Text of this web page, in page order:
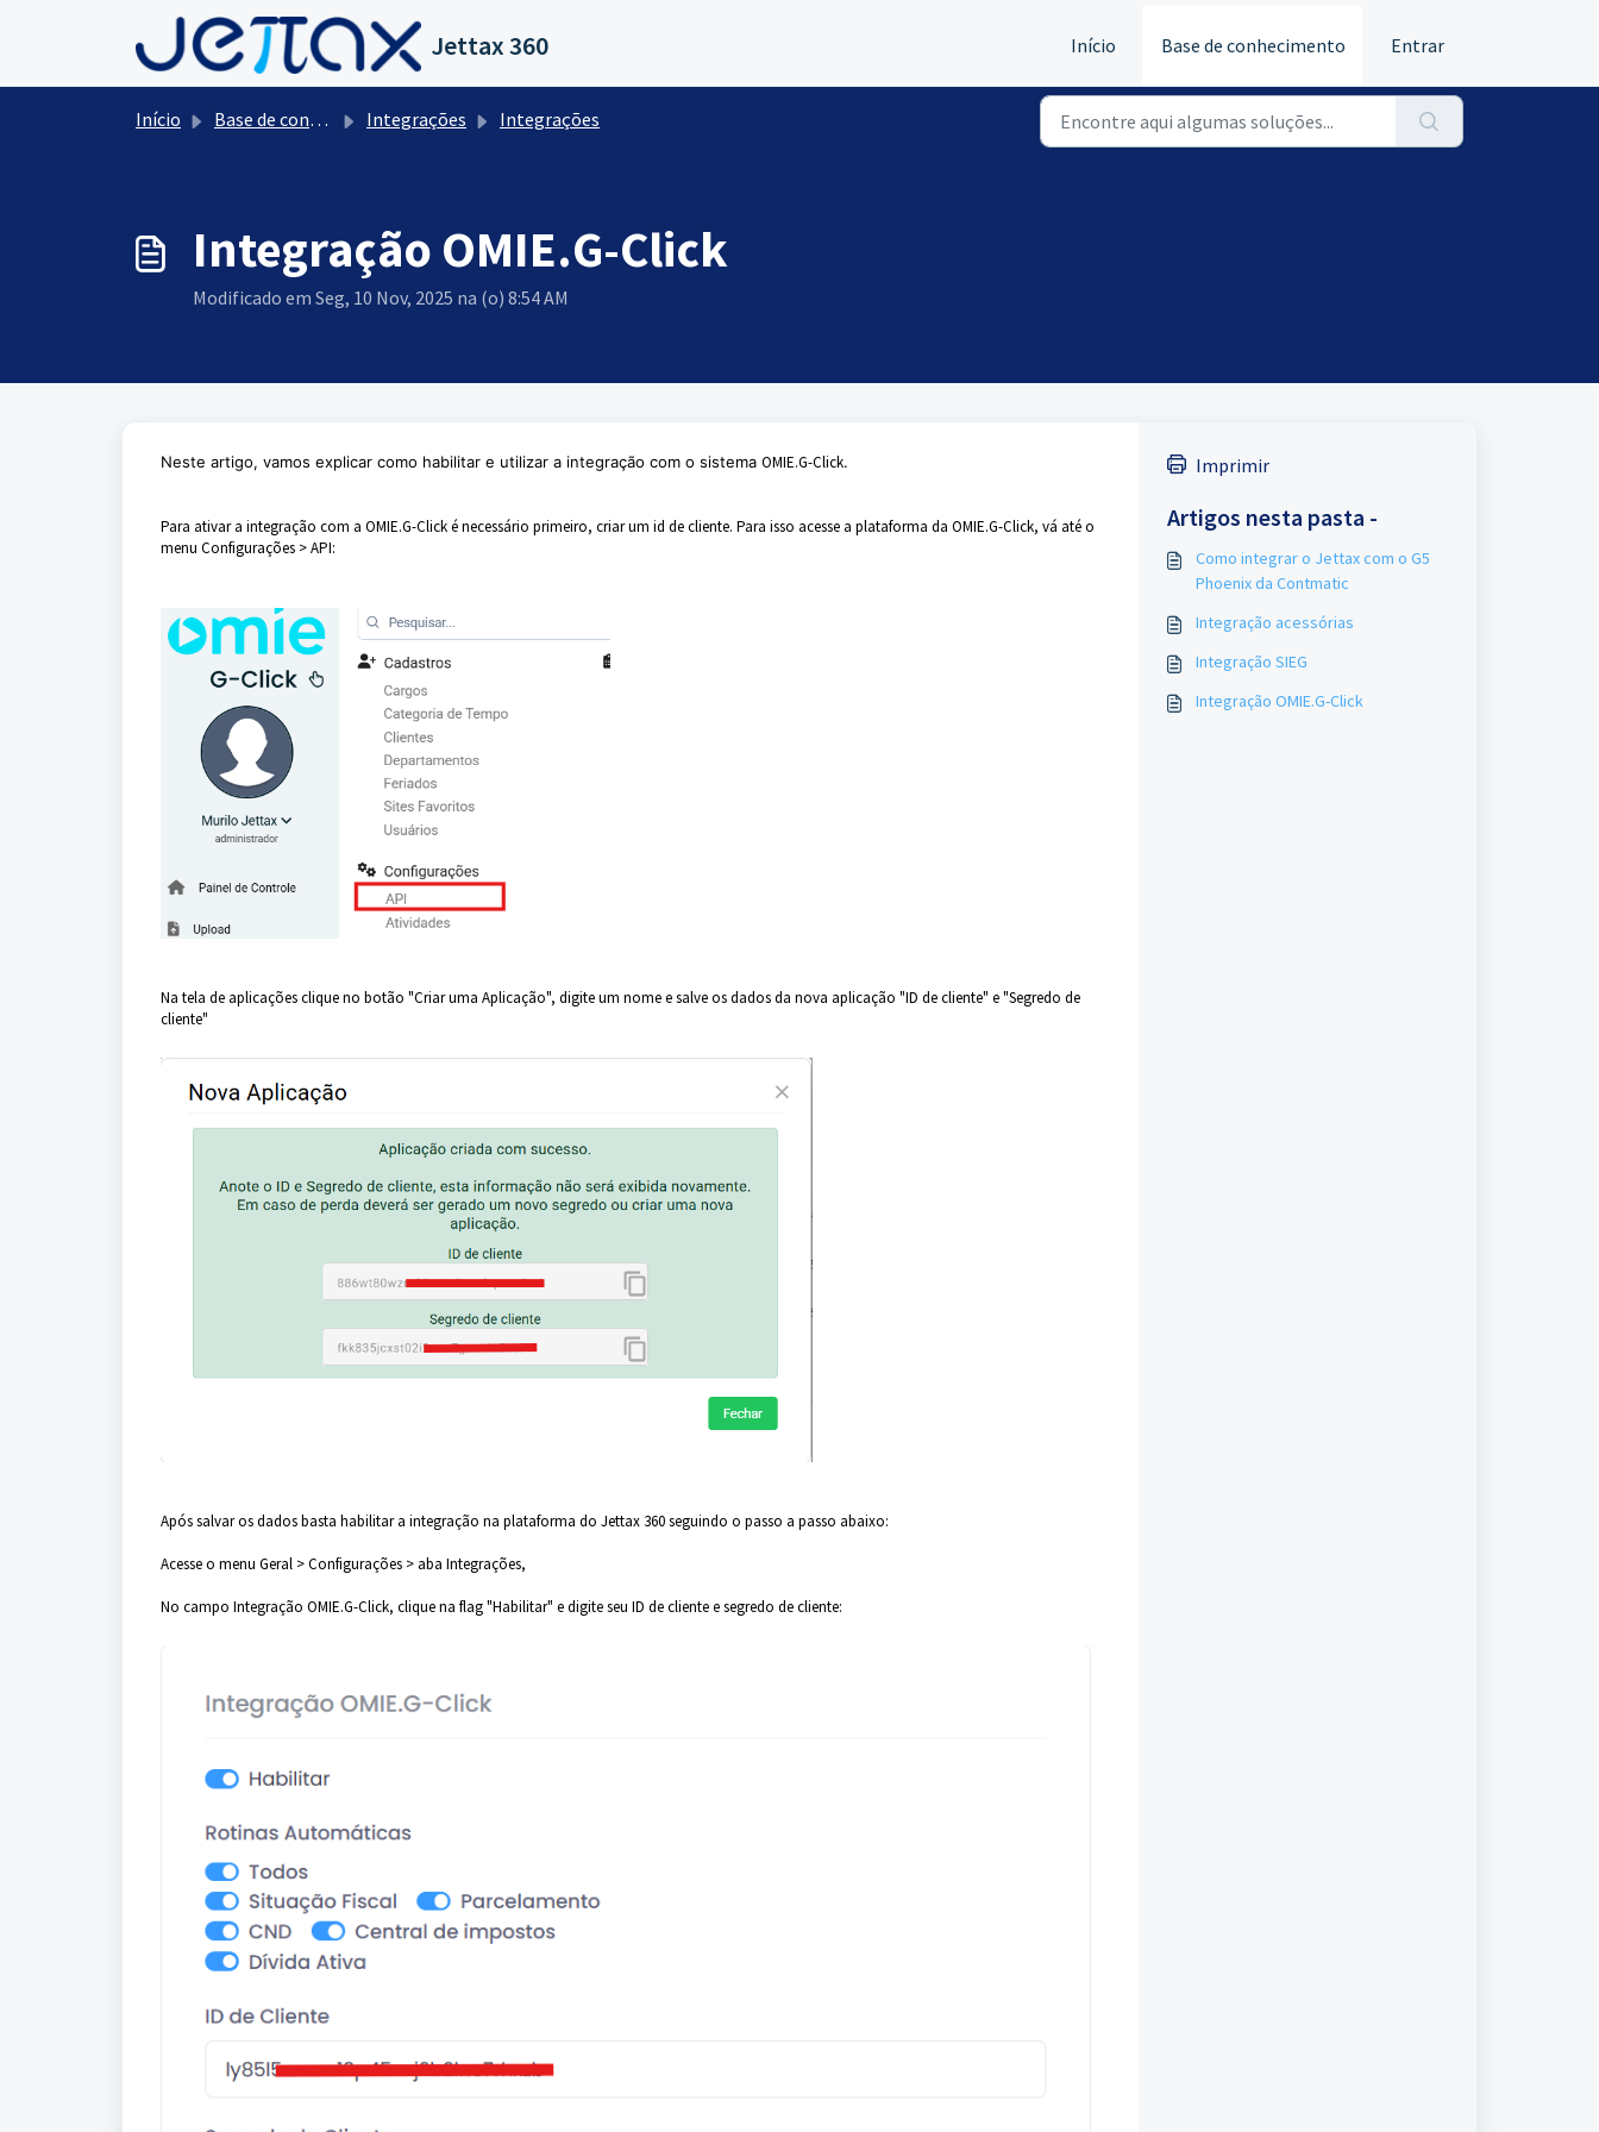
Ir para o conteúdo principal
Jettax 360 Início Base de conhecimento Entrar
Início Base de conhecimento Integrações Integrações
Integração OMIE.G-Click
Modificado em Seg, 10 Nov, 2025 na (o) 8:54 AM
Neste artigo, vamos explicar como habilitar e utilizar a integração com o sistema OMIE.G-Click.
Para ativar a integração com a OMIE.G-Click é necessário primeiro, criar um id de cliente. Para isso acesse a plataforma da OMIE.G-Click, vá até o
menu Configurações > API:
Na tela de aplicações clique no botão "Criar uma Aplicação", digite um nome e salve os dados da nova aplicação "ID de cliente" e "Segredo de
cliente"
Após salvar os dados basta habilitar a integração na plataforma do Jettax 360 seguindo o passo a passo abaixo:
Acesse o menu Geral > Configurações > aba Integrações,
No campo Integração OMIE.G-Click, clique na flag "Habilitar" e digite seu ID de cliente e segredo de cliente:
Imprimir
Artigos nesta pasta -
Como integrar o Jettax com o G5
Phoenix da Contmatic
Integração acessórias
Integração SIEG
Integração OMIE.G-Click